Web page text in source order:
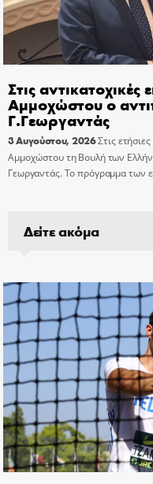
Στις
Αμμοχώστου ο
Γ.Γεωργαντάς
3 Αυγούστου, 2026Στις
Αμμοχώστου τη Βουλή των
Γεωργαντάς. Το πρόγραμμα των
Δείτε ακόμα